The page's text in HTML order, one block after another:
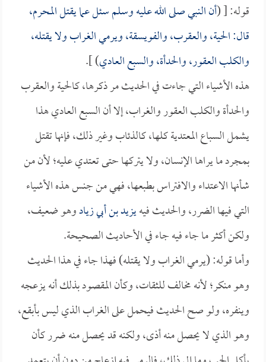
قوله: [ (أن النبي صلى الله عليه وسلم سئل عما يقتل المحرم،
قال: الحية، والعقرب، والفويسقة، ويرمي الغراب ولا يقتله،
والكلب العقور، والحدأة، والسبع العادي) ].
هذه الأشياء التي جاءت في الحديث مر ذكرها، كالحية والعقرب
والحدأة والكلب العقور والغراب، إلا أن السبع العادي هذا
يشمل السباع المعتدية كلها، كالذئاب وغير ذلك، فإنها تقتل
بمجرد ما يراها الإنسان، ولا يتركها حتى تعتدي عليه؛ لأن من
شأنها الاعتداء والافتراس بطبعها، فهي من جنس هذه الأشياء
التي فيها الضرر، والحديث فيهيزيد بن أبي زيادوهو ضعيف،
ولكن أكثر ما جاء فيه جاء في الأحاديث الصحيحة.
وأما قوله: (يرمي الغراب ولا يقتله) فهذا جاء في هذا الحديث
وهو منكر؛ لأنه مخالف للثقات، وكأن المقصود بذلك أنه يزعجه
وينفره، ولو صح الحديث فيحمل على الغراب الذي ليس بأبقع،
وهو الذي لا يحصل منه أذى، ولكنه قد يحصل منه ضرر كأن